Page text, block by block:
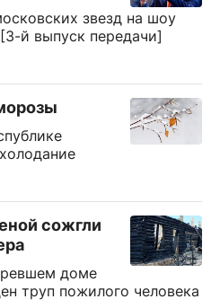
звезд на шоу
й выпуск передачи]
сожгли
доме
труп пожилого человека